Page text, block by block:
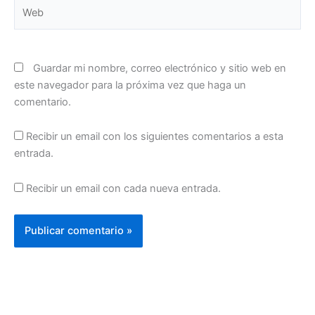
Guardar mi nombre, correo electrónico y sitio web en
este navegador para la próxima vez que haga un
comentario.
Recibir un email con los siguientes comentarios a esta
entrada.
Recibir un email con cada nueva entrada.